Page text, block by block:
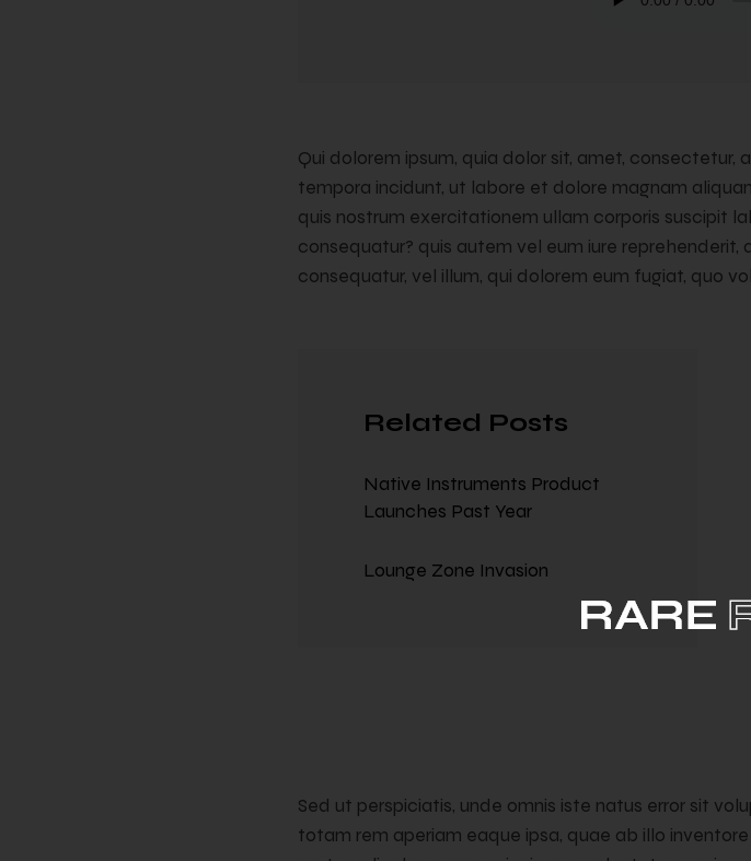
Qui dolorem ipsum, quia dolor sit, amet, consectetur,
tempora incidunt, ut labore et dolore magnam
quis nostrum exercitationem ullam corporis suscipit
consequatur? quis autem vel eum iure
consequatur, vel illum, qui dolorem eum fugiat, quo
Related Posts
Native Instruments Product
Launches Past Year
Lounge Zone Invasion
Sed ut perspiciatis, unde omnis iste natus error sit
totam rem aperiam eaque ipsa, quae ab illo